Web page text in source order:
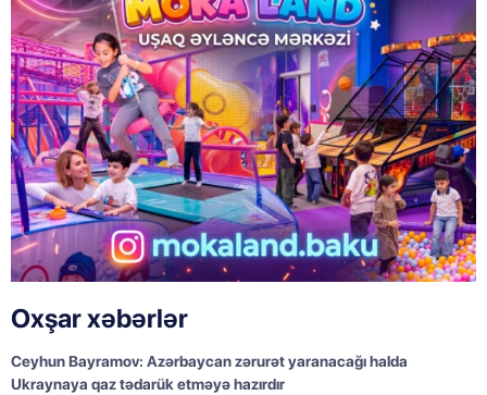
Oxşar xəbərlər
Ceyhun Bayramov: Azərbaycan zərurət yaranacağı halda
Ukraynaya qaz tədarük etməyə hazırdır